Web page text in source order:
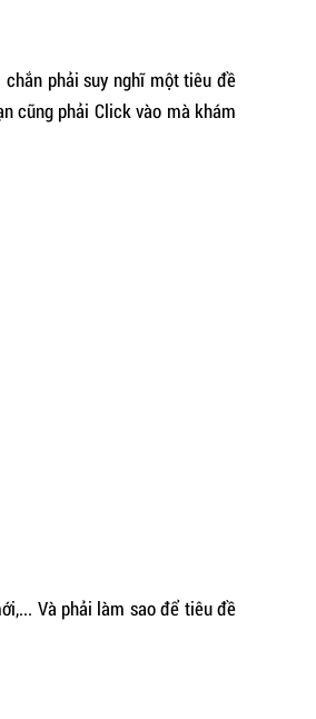
phải suy nghĩ một tiêu đề
cũng phải Click vào mà khám
Và phải làm sao để tiêu đề